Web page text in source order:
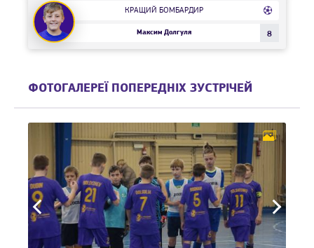
КРАЩИЙ БОМБАРДИР
Максим Долгуля 8
ФОТОГАЛЕРЕЇ ПОПЕРЕДНІХ ЗУСТРІЧЕЙ